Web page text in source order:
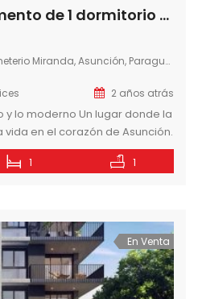
En venta departamento de 1 dormitorio en Edificio Petra Imperiale sobre Avda. Santa Teresa, Zona Shopping la Galeria, Asuncion-Paraguay
Miranda, Asunción, Paraguay
2 años atrás
y lo moderno Un lugar donde la
en el corazón de Asunción.
un alto nivel de confort,
y la seguridad característica
1 1
En Venta